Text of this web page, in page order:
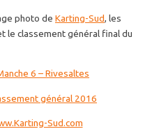
photo de Karting-Sud, les
le classement général final du
6 – Rivesaltes
général 2016
Sud.com